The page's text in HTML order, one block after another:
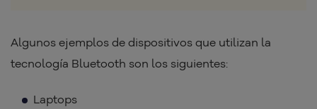
Algunos ejemplos de dispositivos que utilizan la
tecnología Bluetooth son los siguientes:
Laptops